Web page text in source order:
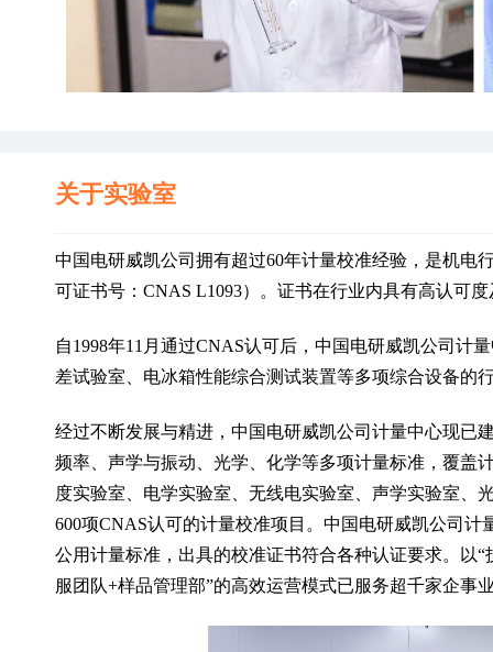
关于实验室
中国电研威凯公司拥有超过60年计量校准经验，是机电
可证书号：CNAS L1093）。证书在行业内具有高认可
自1998年11月通过CNAS认可后，中国电研威凯公司计
差试验室、电冰箱性能综合测试装置等多项综合设备的
经过不断发展与精进，中国电研威凯公司计量中心现已
频率、声学与振动、光学、化学等多项计量标准，覆盖
度实验室、电学实验室、无线电实验室、声学实验室、
600项CNAS认可的计量校准项目。中国电研威凯公司
公用计量标准，出具的校准证书符合各种认证要求。以
服团队+样品管理部”的高效运营模式已服务超千家企事